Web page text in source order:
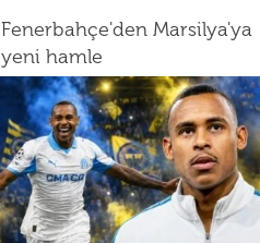
Fenerbahçe'den Marsilya'ya
yeni hamle